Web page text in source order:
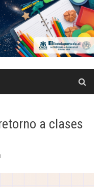
a clases